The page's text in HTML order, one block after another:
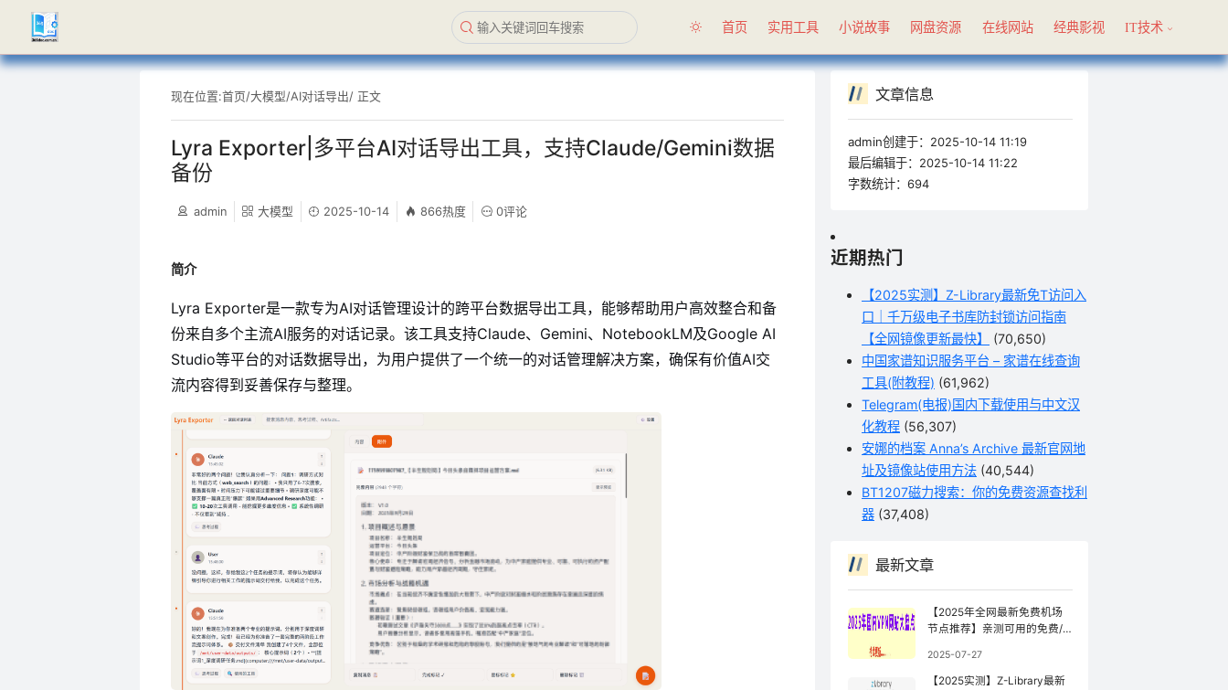
首页 实用工具 小说故事 网盘资源 在线网站 经典影视 IT技术
现在位置:首页/大模型/AI对话导出/ 正文
Lyra Exporter|多平台AI对话导出工具，支持Claude/Gemini数据
备份
admin 大模型 2025-10-14 866热度 0评论
简介
Lyra Exporter是一款专为AI对话管理设计的跨平台数据导出工具，能够帮助用户高效整合和备
份来自多个主流AI服务的对话记录。该工具支持Claude、Gemini、NotebookLM及Google AI
Studio等平台的对话数据导出，为用户提供了一个统一的对话管理解决方案，确保有价值AI交
流内容得到妥善保存与整理。
文章信息
admin创建于： 2025-10-14 11:19
最后编辑于： 2025-10-14 11:22
字数统计： 694
近期热门
【2025实测】Z-Library最新免T访问入
口｜千万级电子书库防封锁访问指南
【全网镜像更新最快】
(70,650)
中国家谱知识服务平台 – 家谱在线查询
工具(附教程) (61,962)
Telegram(电报)国内下载使用与中文汉
化教程 (56,307)
安娜的档案 Anna’s Archive 最新官网地
址及镜像站使用方法 (40,544)
BT1207磁力搜索：你的免费资源查找利
器 (37,408)
最新文章
【2025年全网最新免费机场
节点推荐】亲测可用的免费/
2025-07-27
【2025实测】Z-Library最新